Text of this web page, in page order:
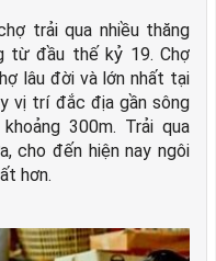
trải qua nhiều thăng
từ đầu thế kỷ 19. Chợ
lâu đời và lớn nhất tại
vị trí đắc địa gần sông
300m. Trải qua
cho đến hiện nay ngôi
hơn.